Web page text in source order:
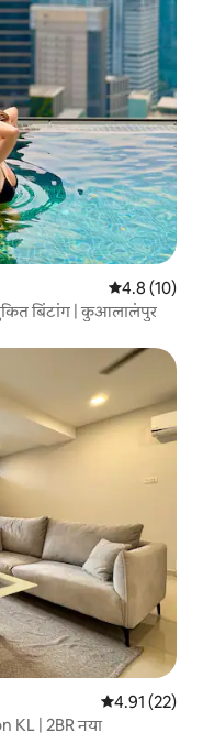
औसत रेटिंग 5
4.8 (10)
बिंटांग | कुआलालंपुर
औसत रेटिंग 5 में
4.91 (22)
KL | 2BR नया